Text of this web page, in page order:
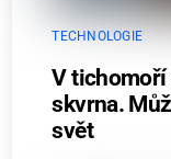
TECHNOLOGIE
V tichomoří
skvrna.
svět